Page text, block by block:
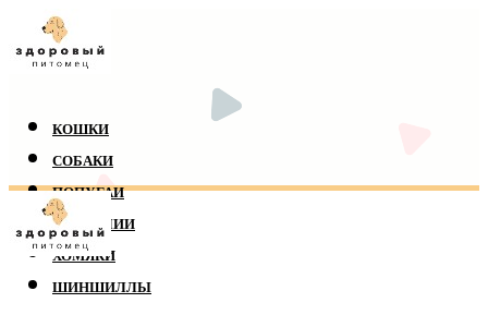
КОШКИ
СОБАКИ
ПОПУГАИ
РЕПТИЛИИ
ХОМЯКИ
ШИНШИЛЛЫ